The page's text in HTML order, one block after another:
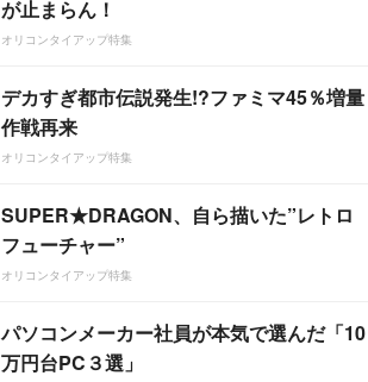
が止まらん！
オリコンタイアップ特集
デカすぎ都市伝説発生!?ファミマ45％増量
作戦再来
オリコンタイアップ特集
SUPER★DRAGON、自ら描いた”レトロ
フューチャー”
オリコンタイアップ特集
パソコンメーカー社員が本気で選んだ「10
万円台PC３選」